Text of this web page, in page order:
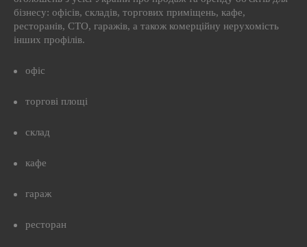
бізнесу: офісів, складів, торгових приміщень, кафе,
ресторанів, СТО, гаражів, а також комерційну нерухомість
інших профілів.
офіс
торгові площі
склад
кафе
гараж
ресторан